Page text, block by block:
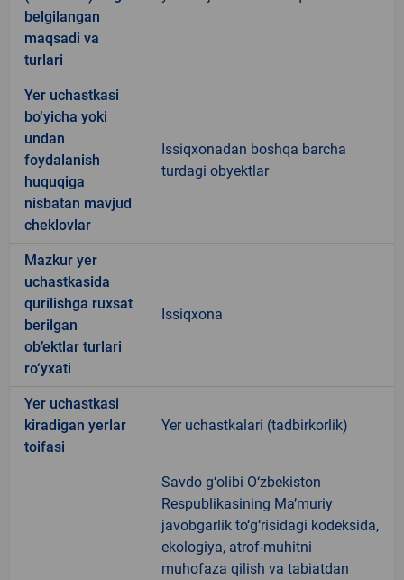
belgilangan
maqsadi va
turlari
Yer uchastkasi
bo‘yicha yoki
undan
foydalanish
huquqiga
nisbatan mavjud
cheklovlar
Issiqxonadan boshqa barcha
turdagi obyektlar
Mazkur yer
uchastkasida
qurilishga ruxsat
berilgan
ob’ektlar turlari
ro‘yxati
Issiqxona
Yer uchastkasi
kiradigan yerlar
toifasi
Yer uchastkalari (tadbirkorlik)
Savdo g‘olibi O‘zbekiston
Respublikasining Ma’muriy
javobgarlik to‘g‘risidagi kodeksida,
ekologiya, atrof-muhitni
muhofaza qilish va tabiatdan